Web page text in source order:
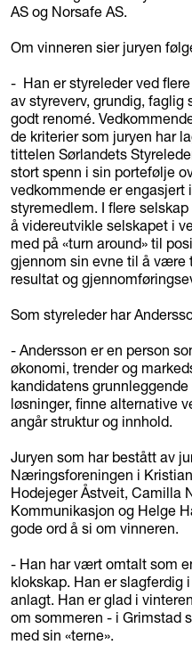
AS og Norsafe AS.
Om vinneren sier juryen
- Han er styreleder ved
av styreverv, grundig,
godt renomé.
de kriterier som juryen har
tittelen Sørlandets
stort spenn i sin portefølje
vedkommende er engasjert
styremedlem. I flere
å videreutvikle selskapet i
med på «turn around» til
gjennom sin evne til å være
resultat og
Som styreleder har
- Andersson er en person
økonomi, trender og
kandidatens
løsninger, finne alternative
angår struktur og innhold.
Juryen som har bestått av
Næringsforeningen i
Hodejeger Åstveit, Camilla
Kommunikasjon og Helge
gode ord å si om vinneren.
- Han har vært omtalt som
klokskap. Han er slagferdig
anlagt. Han er glad i
om sommeren - i Grimstad
med sin «terne».